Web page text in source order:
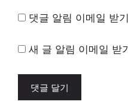
댓글 알림 이메일 받기
새 글 알림 이메일 받기